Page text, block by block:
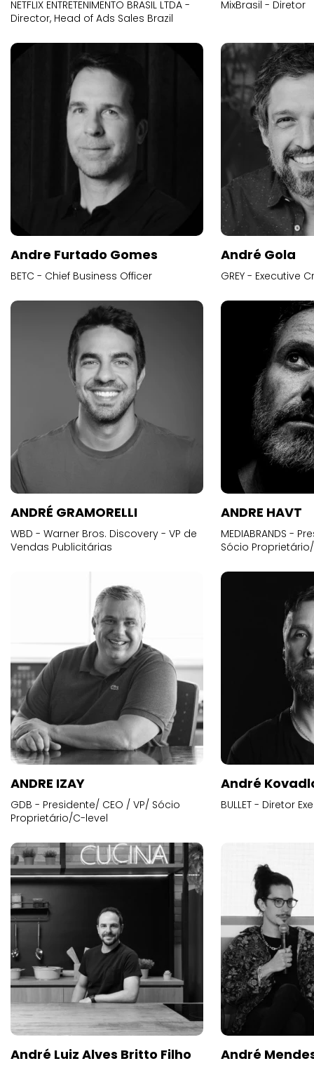
NETFLIX ENTRETENIMENTO BRASIL LTDA -
Director, Head of Ads Sales Brazil
MixBrasil - Diretor
Andre Furtado Gomes
BETC - Chief Business Officer
André Gola
GREY - Executive
ANDRÉ GRAMORELLI
WBD - Warner Bros. Discovery - VP de
Vendas Publicitárias
ANDRE HAVT
MEDIABRANDS -
Sócio
ANDRE IZAY
GDB - Presidente/ CEO / VP/ Sócio
Proprietário/C-level
André
BULLET - Diretor
André Luiz Alves Britto Filho André